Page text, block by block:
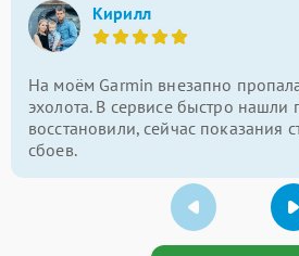
Кирилл
На моём Garmin внезапно
эхолота. В сервисе быстро нашли
восстановили, сейчас показания
сбоев.